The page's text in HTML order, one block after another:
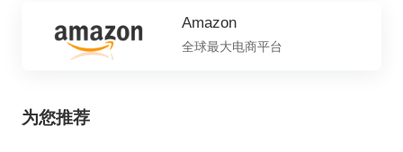
Amazon
全球最大电商平台
为您推荐